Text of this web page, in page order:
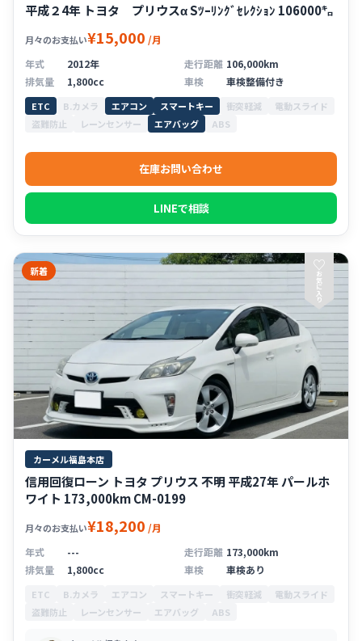
平成２4年 トヨタ プリウスα Sﾂｰﾘﾝｸﾞｾﾚｸｼｮﾝ 106000㌔
月々のお支払い¥15,000 /月
年式
2012年 走行距離 106,000km
排気量
1,800cc 車検 車検整備付き
ETC B.カメラ エアコン スマートキー 衝突軽減
電動スライド
盗難防止
レーンセンサー エアバッグ ABS
在庫お問い合わせ
LINEで相談
新着 ♡
お
気
に
入
り
カーメル福島本店
信用回復ローン トヨタ プリウス 不明 平成27年 パールホ
ワイト 173,000km CM-0199
月々のお支払い¥18,200 /月
年式
--- 走行距離 173,000km
排気量
1,800cc 車検 車検あり
ETC B.カメラ エアコン スマートキー 衝突軽減
電動スライド
盗難防止
レーンセンサー エアバッグ ABS